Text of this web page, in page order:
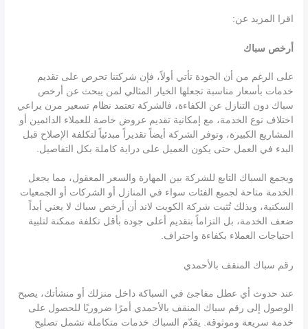
اقرا المزيد عن:
أرخص سباك
على الرغم من أن الجودة تأتي أولاً، فإن شركتنا تحرص على تقديم
خدمات بأسعار مناسبة تجعلها الخيار المثالي لمن يبحث عن أرخص
سباك دون التنازل عن الكفاءة، فالشركة تعتمد نظام تسعير مرن يراعي
اختلاف نوع الخدمة، مع إمكانية تقديم عروض خاصة للعملاء الدائمين أو
المشاريع الكبيرة، وتوفر الشركة أيضاً تقديراً مبدئياً لتكلفة الإصلاح قبل
البدء في العمل حتى يكون العميل على دراية كاملة بكل التفاصيل.
ويجمع السباك التابع للشركة بين المهارة والسعر المعقول، مما يجعل
الخدمة متاحة لجميع الفئات سواء في المنازل أو الشركات أو الجمعيات
السكنية، وبذلك تُثبت شركة الكويت لاند أن أرخص سباك لا يعني أبداً
ضعف الخدمة، بل التزاماً بتقديم أعلى جودة بأقل تكلفة ممكنة لتلبية
احتياجات العملاء بكفاءة واحتراف.
رقم سباك المنقف بالأحمدي
عند حدوث أي عطل مفاجئ في السباكة داخل منزلك أو منشأتك، يصبح
الوصول إلى رقم سباك المنقف بالأحمدي أمرًا ضروريًا للحصول على
خدمة سريعة وموثوقة. يقدّم السباك خدمات متكاملة تشمل تصليح